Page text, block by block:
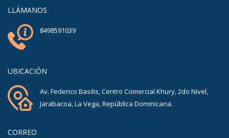
LLÁMANOS
8498591039
UBICACIÓN
Av. Federico Basilis, Centro Comercial Khury, 2do Nivel,
Jarabacoa, La Vega, República Dominicana.
CORREO